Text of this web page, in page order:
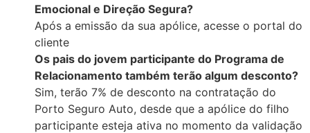
Emocional e Direção Segura?
Após a emissão da sua apólice, acesse o portal do
cliente
Os pais do jovem participante do Programa de
Relacionamento também terão algum desconto?
Sim, terão 7% de desconto na contratação do
Porto Seguro Auto, desde que a apólice do filho
participante esteja ativa no momento da validação